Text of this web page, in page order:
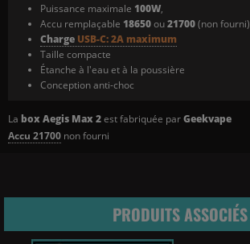
Puissance maximale 100W,
Accu remplaçable 18650ou21700(non fourni)
Charge USB-C:2A maximum
Taille compacte
Étanche à l'eau et à la poussière
Conception anti-choc
La box Aegis Max 2est fabriquée parGeekvape
Accu 21700 non fourni
PRODUITS ASSOCIÉS